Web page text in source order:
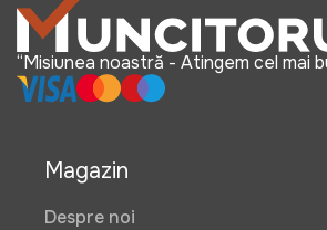
“Misiunea noastră - Atingem cel mai
Magazin
Despre noi